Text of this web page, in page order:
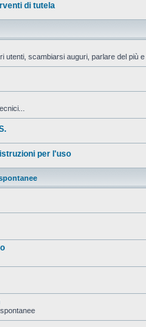
di tutela
utenti, scambiarsi auguri, parlare del più
per l'uso